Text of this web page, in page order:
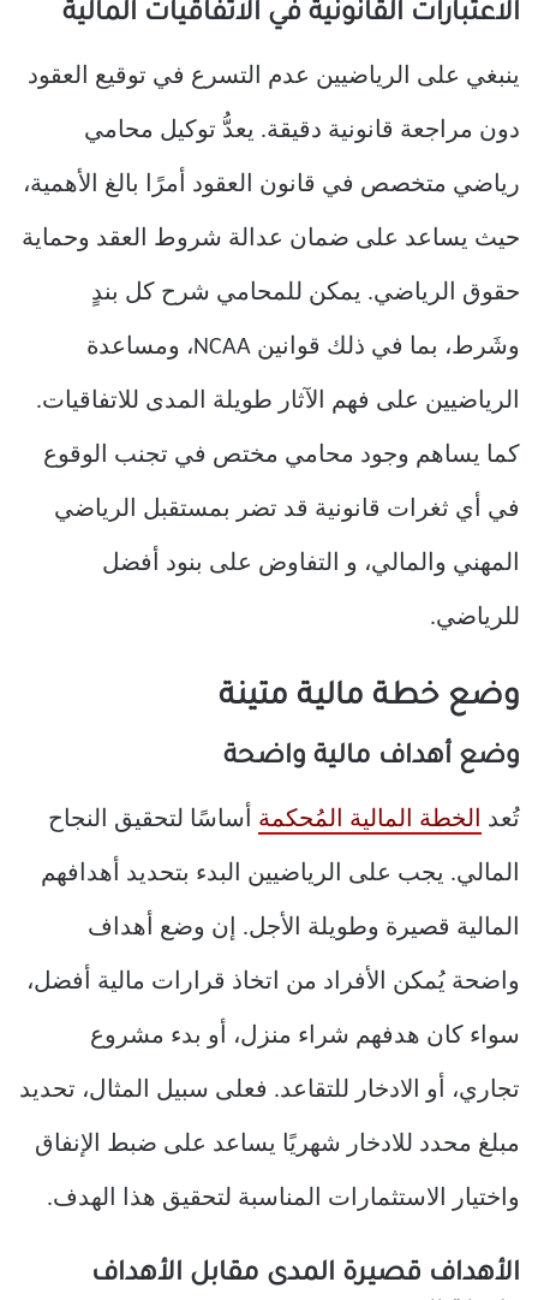
الاعتبارات القانونية في الاتفاقيات المالية
ينبغي على الرياضيين عدم التسرع في توقيع العقود
دون مراجعة قانونية دقيقة. يعدُّ توكيل محامي
رياضي متخصص في قانون العقود أمرًا بالغ الأهمية،
حيث يساعد على ضمان عدالة شروط العقد وحماية
حقوق الرياضي. يمكن للمحامي شرح كل بندٍ
وشَرط، بما في ذلك قوانين NCAA، ومساعدة
الرياضيين على فهم الآثار طويلة المدى للاتفاقيات.
كما يساهم وجود محامي مختص في تجنب الوقوع
في أي ثغرات قانونية قد تضر بمستقبل الرياضي
المهني والمالي، و التفاوض على بنود أفضل
للرياضي.
وضع خطة مالية متينة
وضع أهداف مالية واضحة
تُعد الخطة المالية المُحكمة أساسًا لتحقيق النجاح
المالي. يجب على الرياضيين البدء بتحديد أهدافهم
المالية قصيرة وطويلة الأجل. إن وضع أهداف
واضحة يُمكن الأفراد من اتخاذ قرارات مالية أفضل،
سواء كان هدفهم شراء منزل، أو بدء مشروع
تجاري، أو الادخار للتقاعد. فعلى سبيل المثال، تحديد
مبلغ محدد للادخار شهريًا يساعد على ضبط الإنفاق
واختيار الاستثمارات المناسبة لتحقيق هذا الهدف.
الأهداف قصيرة المدى مقابل الأهداف